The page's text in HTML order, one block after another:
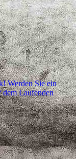
Werden Sie ein
dem Laufenden